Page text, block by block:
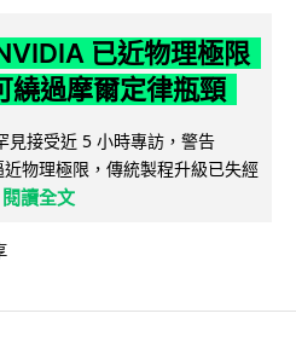
已近物理極限
繞過摩爾定律瓶頸
見接受近 5 小時專訪，警告
物理極限，傳統製程升級已失經
閱讀全文